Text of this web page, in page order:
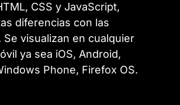
CSS y JavaScript,
diferencias con las
Se visualizan en cualquier
ya sea iOS, Android,
Phone, Firefox OS.